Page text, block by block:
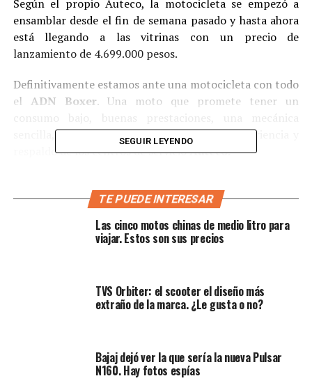
Según el propio Auteco, la motocicleta se empezó a
ensamblar desde el fin de semana pasado y hasta ahora
está llegando a las vitrinas con un precio de
lanzamiento de 4.699.000 pesos.
Definitivamente estamos ante una motocicleta con todo
el ADN Boxer. Una moto que promete tener un
sencilla, recambios económicos y toda la experiencia y
respaldo de los centros de servicioAuteco.
SEGUIR LEYENDO
TE PUEDE INTERESAR
Las cinco motos chinas de medio litro para
viajar. Estos son sus precios
TVS Orbiter: el scooter el diseño más
extraño de la marca. ¿Le gusta o no?
Bajaj dejó ver la que sería la nueva Pulsar
N160. Hay fotos espías